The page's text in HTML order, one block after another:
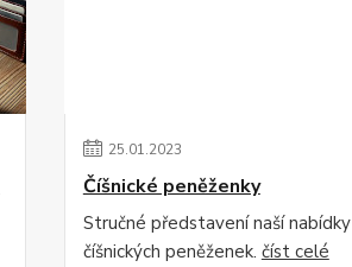
25.01.2023
Číšnické peněženky
Stručné představení naší nabídky
číšnických peněženek. číst celé